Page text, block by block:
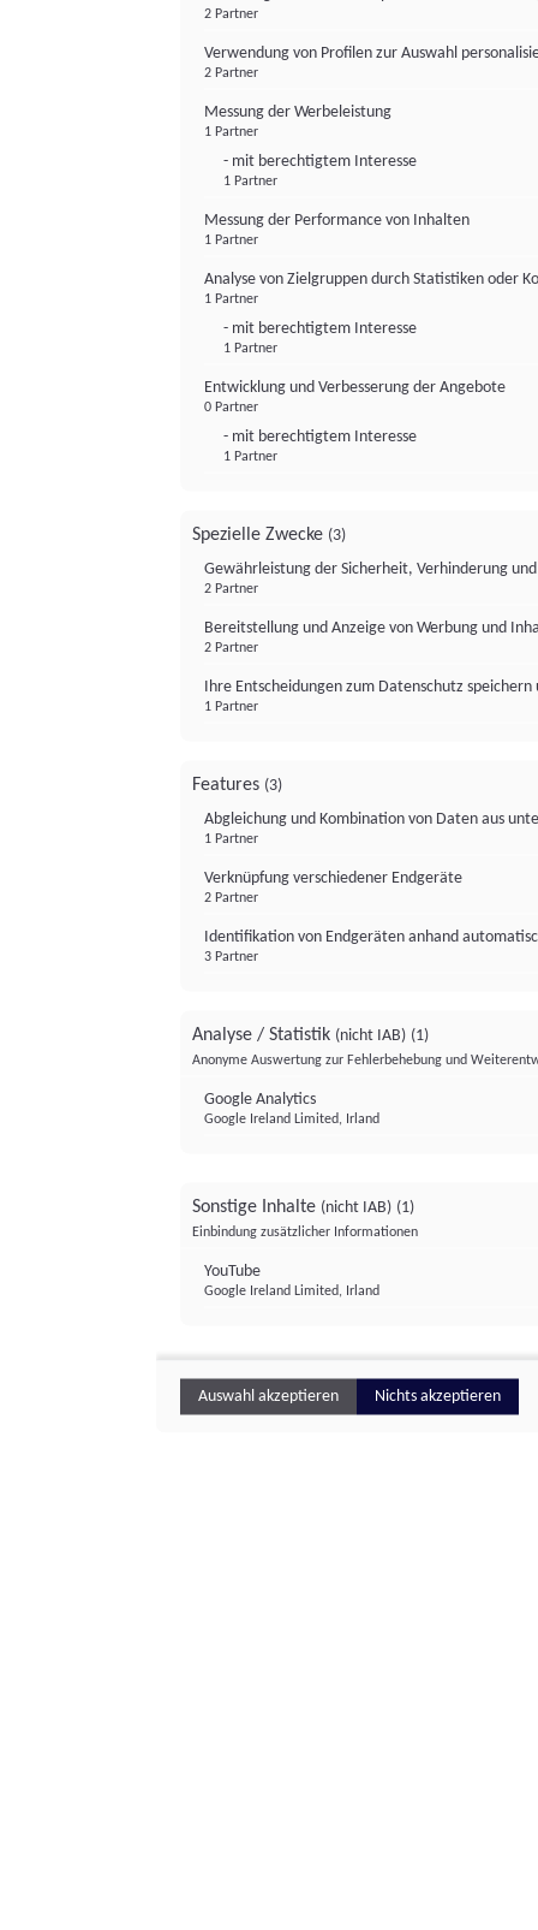
2 Partner
Verwendung von Profilen zur Auswahl
2 Partner
Messung der Werbeleistung
1 Partner
- mit berechtigtem Interesse
1 Partner
Messung der Performance von Inhalten
1 Partner
Analyse von Zielgruppen durch Statistiken oder
1 Partner
- mit berechtigtem Interesse
1 Partner
Entwicklung und Verbesserung der Angebote
0 Partner
- mit berechtigtem Interesse
1 Partner
Spezielle Zwecke (3)
Gewährleistung der Sicherheit, Verhinderung
2 Partner
Bereitstellung und Anzeige von Werbung und
2 Partner
Ihre Entscheidungen zum Datenschutz
1 Partner
Features (3)
Abgleichung und Kombination von Daten aus
1 Partner
Verknüpfung verschiedener Endgeräte
2 Partner
Identifikation von Endgeräten anhand
3 Partner
Analyse / Statistik (nicht IAB) (1)
Anonyme Auswertung zur Fehlerbehebung und
Google Analytics
Google Ireland Limited, Irland
Sonstige Inhalte (nicht IAB) (1)
Einbindung zusätzlicher Informationen
YouTube
Google Ireland Limited, Irland
Auswahl akzeptieren Nichts akzeptieren